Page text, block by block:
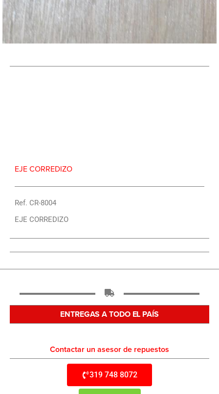
EJE CORREDIZO
Ref. CR-8004
EJE CORREDIZO
ENTREGAS A TODO EL PAÍS
Contactar un asesor de repuestos
319 748 8072